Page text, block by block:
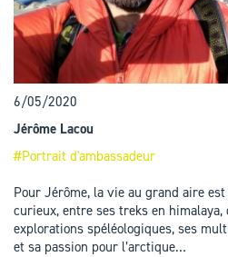
6/05/2020
Jérôme Lacou
#Portrait d'ambassadeur
Pour Jérôme, la vie au grand aire
curieux, entre ses treks en himalaya,
explorations spéléologiques, ses
et sa passion pour l’arctique…